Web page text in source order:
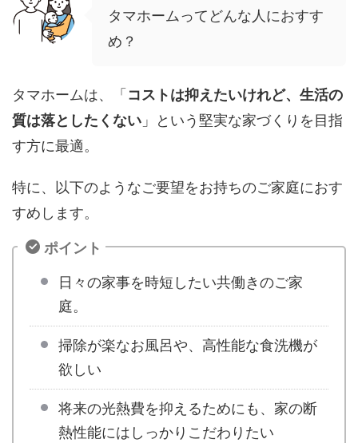
タマホームってどんな人におすす
め？
タマホームは、「 コストは抑えたいけれど、生活の
質は落としたくない 」という堅実な家づくりを目指
す方に最適。
特に、以下のようなご要望をお持ちのご家庭におす
すめします。
ポイント
日々の家事を時短したい共働きのご家
庭。
掃除が楽なお風呂や、高性能な食洗機が
欲しい
将来の光熱費を抑えるためにも、家の断
熱性能にはしっかりこだわりたい